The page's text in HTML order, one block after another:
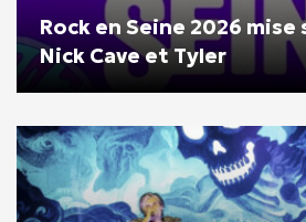
Rock en Seine 2026 mise
Nick Cave et Tyler